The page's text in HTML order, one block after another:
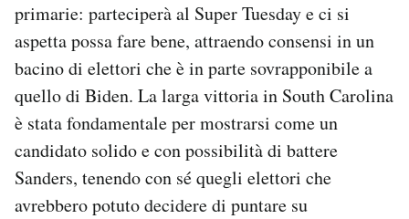
primarie: parteciperà al Super Tuesday e ci si
aspetta possa fare bene, attraendo consensi in un
bacino di elettori che è in parte sovrapponibile a
quello di Biden. La larga vittoria in South Carolina
è stata fondamentale per mostrarsi come un
candidato solido e con possibilità di battere
Sanders, tenendo con sé quegli elettori che
avrebbero potuto decidere di puntare su